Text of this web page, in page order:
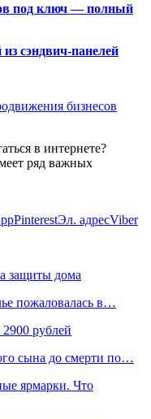
под ключ — полный
из сэндвич-панелей
бизнесов
в интернете?
ряд важных
PinterestЭл. адресViber
защиты дома
пожаловалась в…
рублей
сына до смерти по…
ярмарки. Что